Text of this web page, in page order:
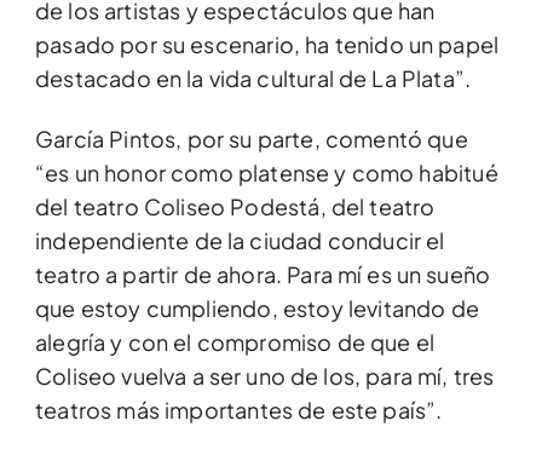
de los artistas y espectáculos que han
pasado por su escenario, ha tenido un papel
destacado en la vida cultural de La Plata”.
García Pintos, por su parte, comentó que
“es un honor como platense y como habitué
del teatro Coliseo Podestá, del teatro
independiente de la ciudad conducir el
teatro a partir de ahora. Para mí es un sueño
que estoy cumpliendo, estoy levitando de
alegría y con el compromiso de que el
Coliseo vuelva a ser uno de los, para mí, tres
teatros más importantes de este país”.